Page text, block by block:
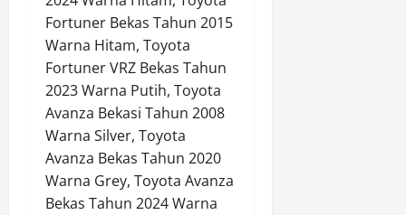
Fortuner Bekas Tahun 2015
Warna Hitam, Toyota
Fortuner VRZ Bekas Tahun
2023 Warna Putih, Toyota
Avanza Bekasi Tahun 2008
Warna Silver, Toyota
Avanza Bekas Tahun 2020
Warna Grey, Toyota Avanza
Bekas Tahun 2024 Warna